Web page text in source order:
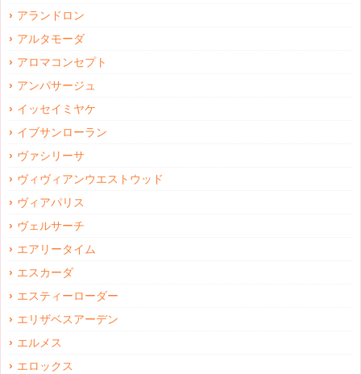
アランドロン
アルタモーダ
アロマコンセプト
アンパサージュ
イッセイミヤケ
イブサンローラン
ヴァシリーサ
ヴィヴィアンウエストウッド
ヴィアパリス
ヴェルサーチ
エアリータイム
エスカーダ
エスティーローダー
エリザベスアーデン
エルメス
エロックス